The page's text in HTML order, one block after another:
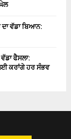
ਦਾ ਵੱਡਾ ਬਿਆਨ:
ਫੈਸਲਾ:
ਕਰਾਂਗੇ ਹਰ ਸੰਭਵ